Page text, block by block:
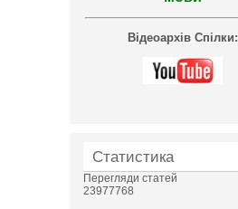
Відеоархів Спілки:
Статистика
Перегляди статей
23977768